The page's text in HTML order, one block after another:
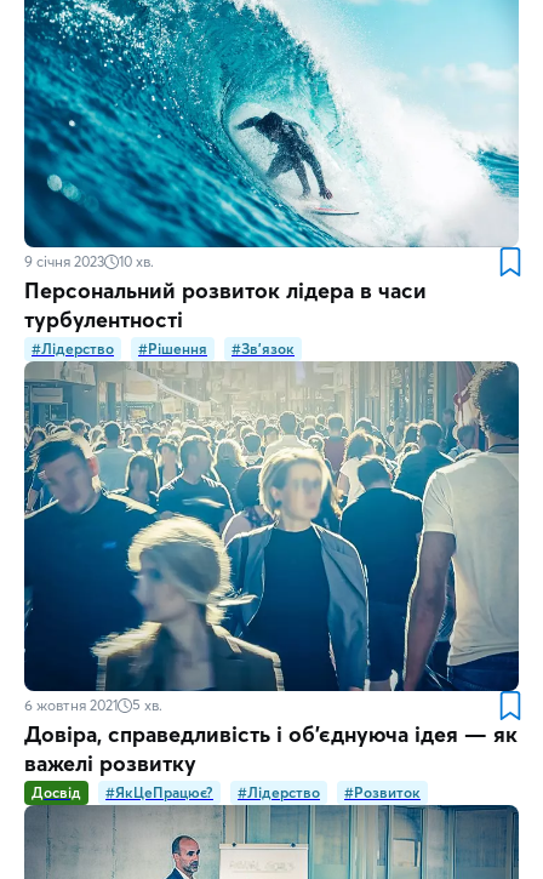
9 січня 2023 10 хв.
Персональний розвиток лідера в часи
турбулентності
#Лідерство #Рішення #Зв'язок
6 жовтня 2021 5 хв.
Довіра, справедливість і об'єднуюча ідея — як
важелі розвитку
Досвід #ЯкЦеПрацює? #Лідерство #Розвиток